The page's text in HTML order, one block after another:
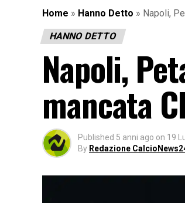
Home » Hanno Detto » Napoli,
HANNO DETTO
Napoli,
mancata
Published 5 anni ago on 19
By Redazione